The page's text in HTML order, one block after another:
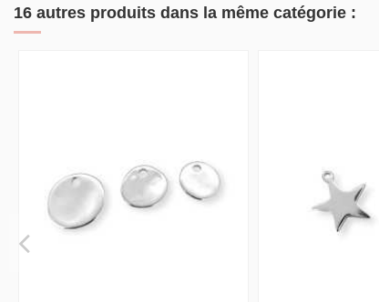
16 autres produits dans la même catégorie :